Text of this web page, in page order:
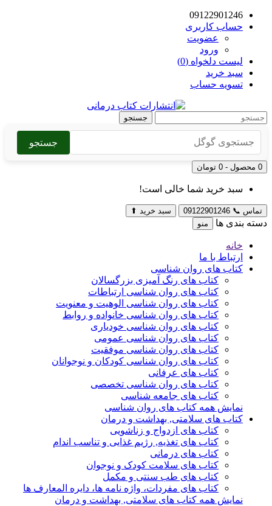
09122901246
حساب کاربری
عضویت
ورود
لیست دلخواه (0)
سبد خرید
تسویه حساب
جستجو
جستجو
0 محصول - 0 تومان
سبد خرید شما خالی است!
تماس 📞
09122901246 سبد خرید ⬆
دسته بندی ها منو
خانه
ارتباط با ما
کتاب های روان شناسی
کتاب های رنگ آمیزی بزرگسالان
کتاب های روان شناسی ارتباطات
کتاب های روان شناسی الوهیت و معنویت
کتاب های روان شناسی خانواده و روابط
کتاب های روان شناسی خودیاری
کتاب های روان شناسی عمومی
کتاب های روان شناسی موفقیت
کتاب های روان شناسی کودکان و نوجوانان
کتاب های عرفانی
کتاب های روان شناسی تخصصی
کتاب های جامعه شناسی
نمایش همه کتاب های روان شناسی
کتاب های سلامتی, بهداشت و درمان
کتاب های ازدواج و زناشویی
کتاب های تغذیه, رژیم غذایی و تناسب اندام
کتاب های درمانی
کتاب های سلامت کودک و نوجوان
کتاب های طب سنتی و مکمل
کتاب های مفردات، واژه نامه ها، دایره المعارف ها
نمایش همه کتاب های سلامتی, بهداشت و درمان